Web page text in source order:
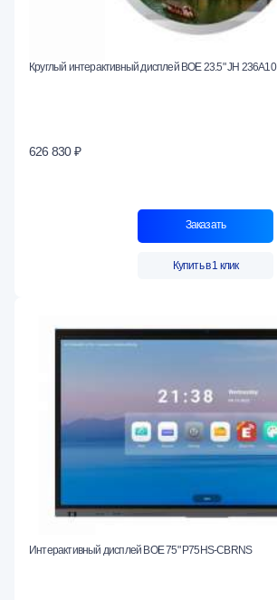
Круглый интерактивный дисплей BOE 23.5" JH 236A10
626 830 ₽
Заказать
Купить в 1 клик
Интерактивный дисплей BOE 75" P75HS-CBRNS